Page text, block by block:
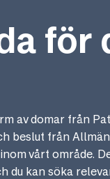
för
av domar från
beslut från
vårt område.
du kan söka